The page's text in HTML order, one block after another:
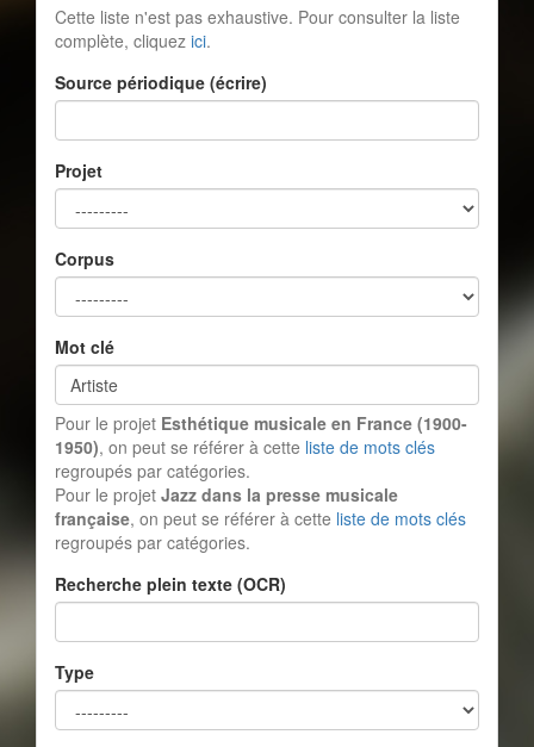
Cette liste n'est pas exhaustive. Pour consulter la liste
complète, cliquez ici.
Source périodique (écrire)
Projet
Corpus
Mot clé
Pour le projet Esthétique musicale en France (1900-
1950), on peut se référer à cette liste de mots clés
regroupés par catégories.
Pour le projet Jazz dans la presse musicale
française, on peut se référer à cette liste de mots clés
regroupés par catégories.
Recherche plein texte (OCR)
Type